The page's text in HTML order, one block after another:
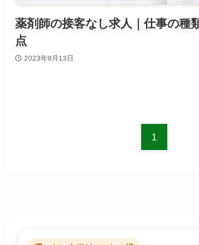
薬剤師の接客なし求人｜仕事の種
点
2023年9月13日
1